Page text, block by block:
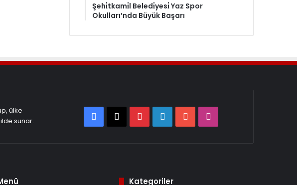
Şehi̇tkami̇l Beledi̇yesi̇ Yaz Spor
Okulları’nda Büyük Başarı
ülke
sunar.
Facebook
X PinterestLinkedInYouTube
Kategoriler